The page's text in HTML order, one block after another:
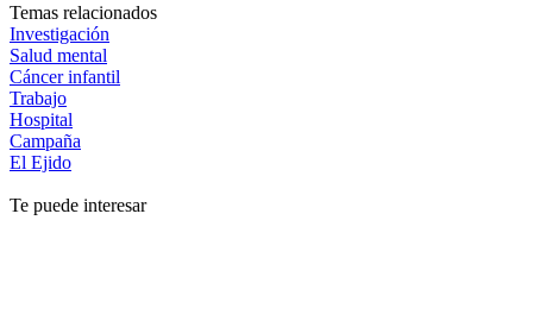
Temas relacionados
Investigación
Salud mental
Cáncer infantil
Trabajo
Hospital
Campaña
El Ejido
Te puede interesar